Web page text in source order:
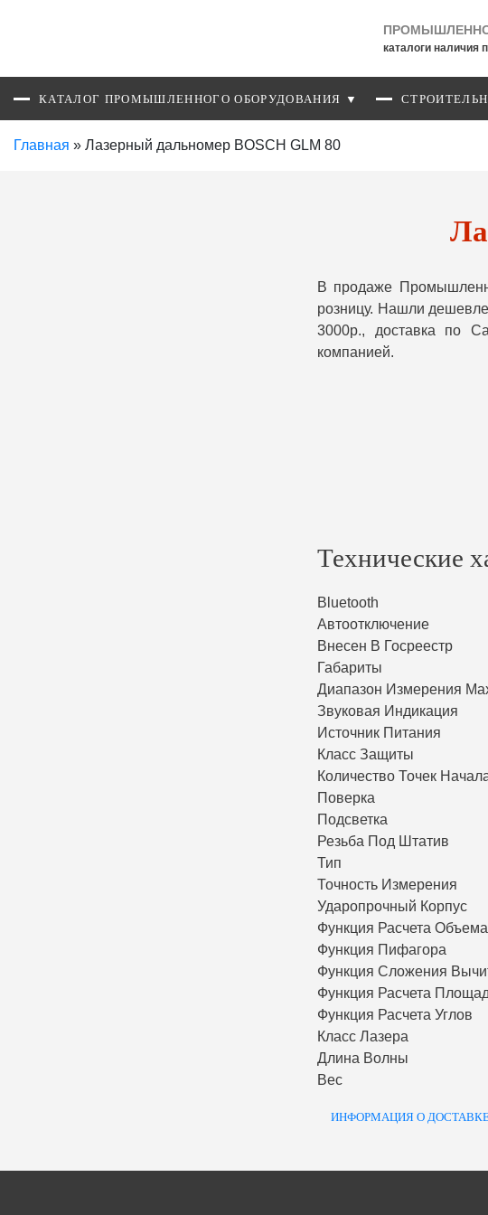
каталоги наличия
КАТАЛОГ ПРОМЫШЛЕННОГО ОБОРУДОВАНИЯ ▼
Главная » Лазерный дальномер BOSCH GLM 80
В продаже
розницу. Нашли
3000р., доставка по
компанией.
Технические
Bluetooth
Автоотключение
Внесен В Госреестр
Габариты
Диапазон Измерения
Звуковая Индикация
Источник Питания
Класс Защиты
Количество Точек
Поверка
Подсветка
Резьба Под Штатив
Тип
Точность Измерения
Ударопрочный Корпус
Функция Расчета Объема
Функция Пифагора
Функция Сложения
Функция Расчета
Функция Расчета Углов
Класс Лазера
Длина Волны
Вес
ИНФОРМАЦИЯ О